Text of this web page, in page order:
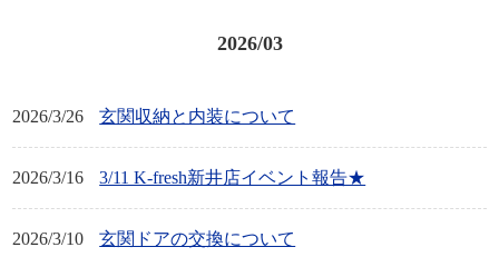
2026/03
2026/3/26 玄関収納と内装について
2026/3/16 3/11 K-fresh新井店イベント報告★
2026/3/10 玄関ドアの交換について